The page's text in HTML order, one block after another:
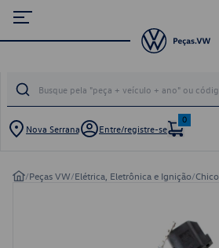
Nova Serrana Entre/registre-se
0
/Peças VW/Elétrica, Eletrônica e Ignição/